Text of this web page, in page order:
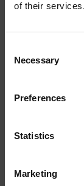
of their services.
Selection
Necessary
Preferences
Statistics
Marketing
Resta